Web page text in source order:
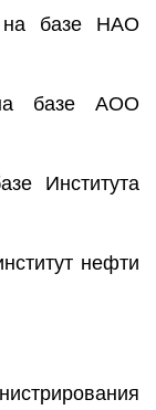
на базе НАО
базе АОО
Института
нефти